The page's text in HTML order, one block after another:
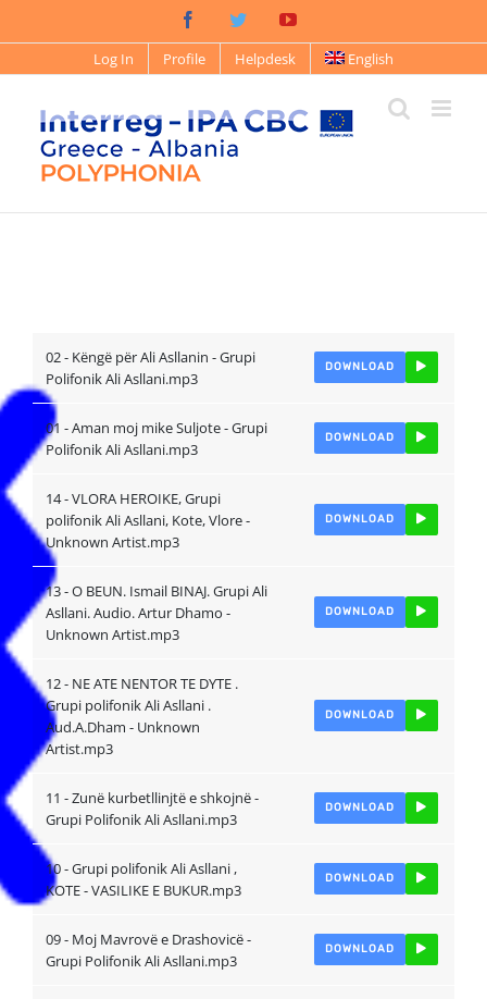
content
FacebookTwitterYouTube
Log In Profile Helpdesk English
02 - Këngë për Ali Asllanin - Grupi
Polifonik Ali Asllani.mp3
DOWNLOAD
01 - Aman moj mike Suljote - Grupi
Polifonik Ali Asllani.mp3
DOWNLOAD
14 - VLORA HEROIKE, Grupi
polifonik Ali Asllani, Kote, Vlore -
Unknown Artist.mp3
DOWNLOAD
13 - O BEUN. Ismail BINAJ. Grupi Ali
Asllani. Audio. Artur Dhamo -
Unknown Artist.mp3
DOWNLOAD
12 - NE ATE NENTOR TE DYTE .
Grupi polifonik Ali Asllani .
Aud.A.Dham - Unknown
Artist.mp3
DOWNLOAD
11 - Zunë kurbetllinjtë e shkojnë -
Grupi Polifonik Ali Asllani.mp3
DOWNLOAD
10 - Grupi polifonik Ali Asllani ,
KOTE - VASILIKE E BUKUR.mp3
DOWNLOAD
09 - Moj Mavrovë e Drashovicë -
Grupi Polifonik Ali Asllani.mp3
DOWNLOAD